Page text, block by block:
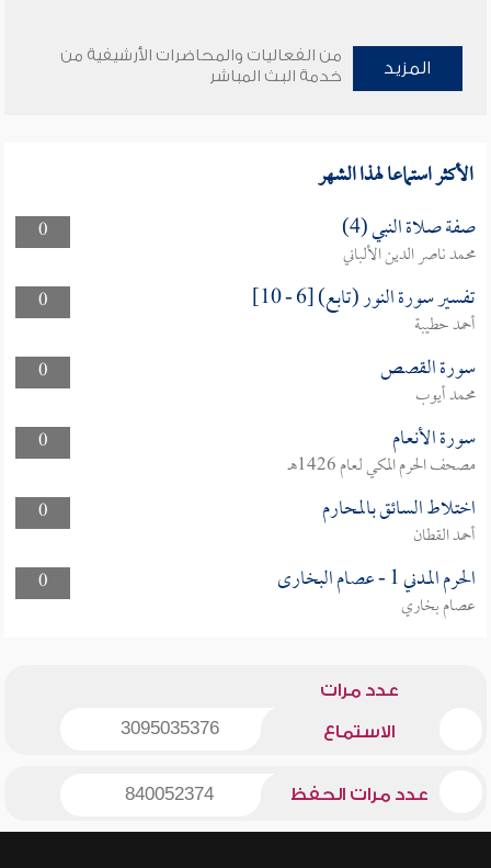
المزيد
من الفعاليات والمحاضرات الأرشيفية من
خدمة البث المباشر
الأكثر استماعا لهذا الشهر
0 صفة صلاة النبي (4)
محمد ناصر الدين الألباني
0
تفسير سورة النور (تابع) [6 - 10]
أحمد حطيبة
0
سورة القصص
محمد أيوب
0
سورة الأنعام
مصحف الحرم المكي لعام 1426هـ
0
اختلاط السائق بالمحارم
أحمد القطان
0
الحرم المدني 1 - عصام البخارى
عصام بخاري
عدد مرات
الاستماع 3095035376
عدد مرات الحفظ 840052374